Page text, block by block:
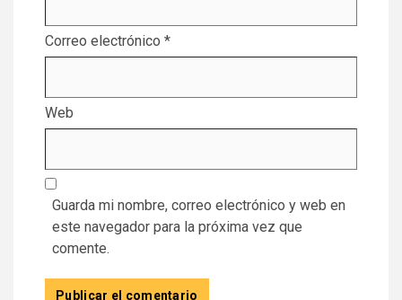
Correo electrónico *
Web
Guarda mi nombre, correo electrónico y web en
este navegador para la próxima vez que
comente.